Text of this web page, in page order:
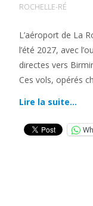
ROCHELLE-RÉ
L’aéroport de La
l’été 2027, avec
directes vers
Ces vols, opérés
Lire la suite…